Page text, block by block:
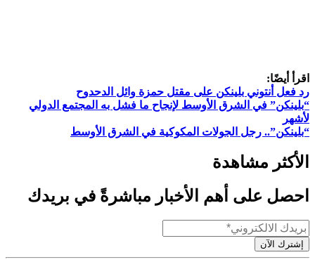
اقرأ أيضًا:
رد فعل أنتوني بلينكن على مقتل حمزة وائل الدحدوح
“بلينكن” في الشرق الأوسط لإنجاح ما فشل به المجتمع الدولي
لأشهر
“بلينكن”.. رجل الجولات المكوكية في الشرق الأوسط
الأكثر مشاهدة
احصل على أهم الأخبار مباشرةً في بريدك
إشترك الآن